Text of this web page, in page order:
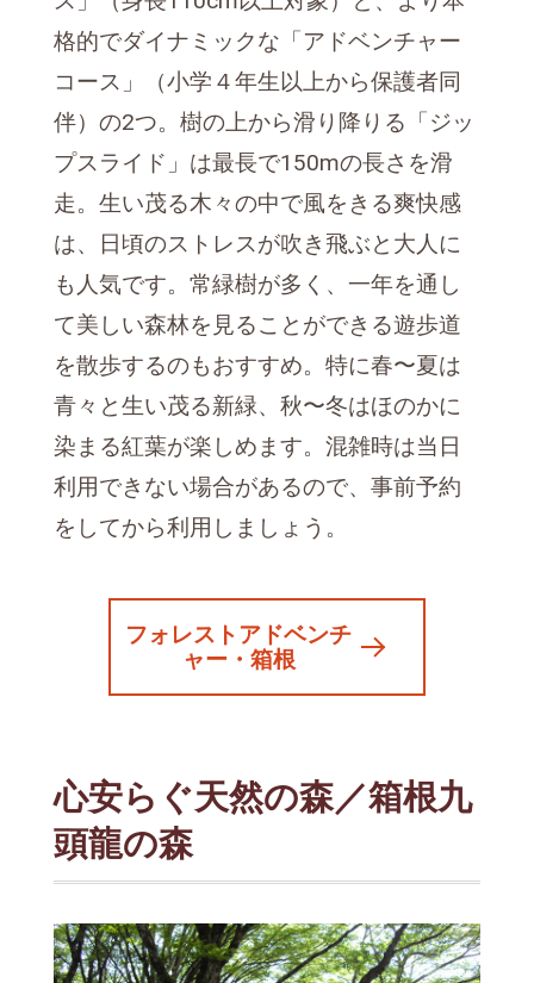
格的でダイナミックな「アドベンチャー
コース」（小学４年生以上から保護者同
伴）の2つ。樹の上から滑り降りる「ジッ
プスライド」は最長で150mの長さを滑
走。生い茂る木々の中で風をきる爽快感
は、日頃のストレスが吹き飛ぶと大人に
も人気です。常緑樹が多く、一年を通し
て美しい森林を見ることができる遊歩道
を散歩するのもおすすめ。特に春〜夏は
青々と生い茂る新緑、秋〜冬はほのかに
染まる紅葉が楽しめます。混雑時は当日
利用できない場合があるので、事前予約
をしてから利用しましょう。
フォレストアドベンチ
ャー・箱根
心安らぐ天然の森／箱根九
頭龍の森